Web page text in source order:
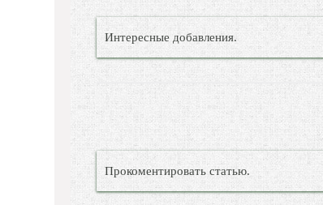
Интересные добавления.
Прокоментировать статью.